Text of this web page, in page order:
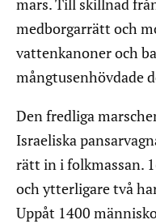
mars. Till skillnad
medborgarrätt och
vattenkanoner och
mångtusenhövdade
Den fredliga
Israeliska
rätt in i folkmassan.
och ytterligare två
Uppåt 1400